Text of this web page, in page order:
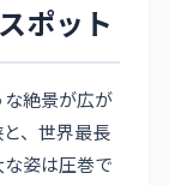
ポット
絶景が広が
、世界最長
姿は圧巻で